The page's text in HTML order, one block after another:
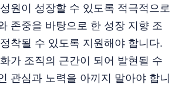
원이 성장할 수 있도록 적극적으로
존중을 바탕으로 한 성장 지향 조
착될 수 있도록 지원해야 합니다.
가 조직의 근간이 되어 발현될 수
관심과 노력을 아끼지 말아야 합니